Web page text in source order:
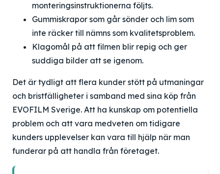
monteringsinstruktionerna följts.
Gummiskrapor som går sönder och lim som
inte räcker till nämns som kvalitetsproblem.
Klagomål på att filmen blir repig och ger
suddiga bilder att se igenom.
Det är tydligt att flera kunder stött på utmaningar
och bristfälligheter i samband med sina köp från
EVOFILM Sverige. Att ha kunskap om potentiella
problem och att vara medveten om tidigare
kunders upplevelser kan vara till hjälp när man
funderar på att handla från företaget.